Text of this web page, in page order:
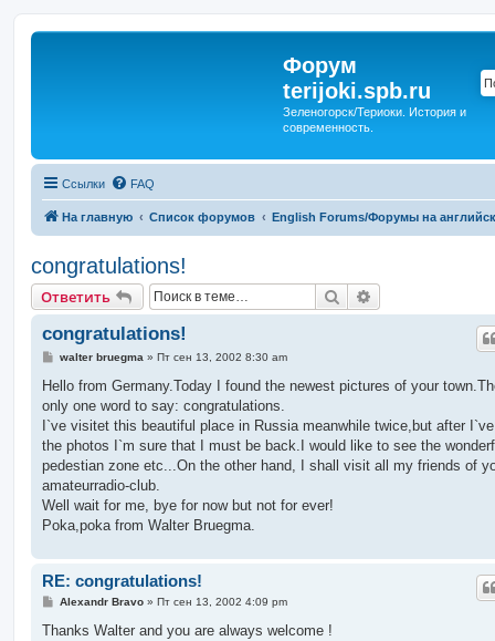
Форум
terijoki.spb.ru
Зеленогорск/Териоки. История и
современность.
Ссылки FAQ
На главную Список форумов English Forums/Форумы на
congratulations!
Ответить Поиск
congratulations!
С
о
щ
е
и
е
walter bruegma » Пт сен 13, 2002 8:30 am
Hello from Germany.Today I found the newest pictures of your
only one word to say: congratulations.
I`ve visitet this beautiful place in Russia meanwhile twice,but after
the photos I`m sure that I must be back.I would like to see the
pedestian zone etc...On the other hand, I shall visit all my friends of
amateurradio-club.
Well wait for me, bye for now but not for ever!
Poka,poka from Walter Bruegma.
RE: congratulations!
С
о
Alexandr Bravo» Пт сен 13, 2002 4:09 pm
Thanks Walter and you are always welcome !